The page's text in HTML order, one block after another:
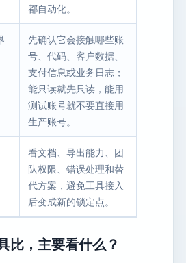
都自动化。
先确认它会接触哪些账
号、代码、客户数据、
支付信息或业务日志；
能只读就先只读，能用
测试账号就不要直接用
生产账号。
看文档、导出能力、团
队权限、错误处理和替
代方案，避免工具接入
后变成新的锁定点。
比，主要看什么？